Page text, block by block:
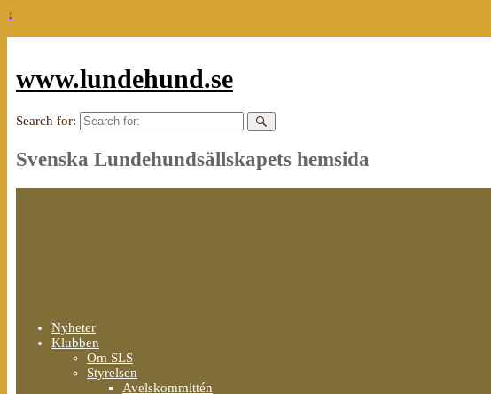
↓
www.lundehund.se
Search for:
Svenska Lundehundsällskapets hemsida
Nyheter
Klubben
Om SLS
Styrelsen
Avelskommittén